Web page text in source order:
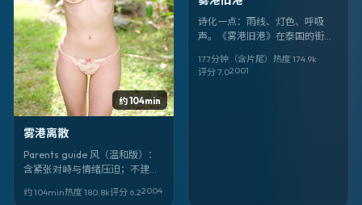
约 104min
雾港离散
Parents guide 风（温和版）：
含紧张对峙与情绪压迫；不建议
港离散》，北野武作品，林心
约 104min热度 180.8k评分 6.22004
诗化一点：雨线、灯色、呼吸
声。《雾港旧港》在泰国的街角
杨德昌、木村拓哉把沉默演成台
词。
177分钟（含片尾） 热度 174.9k
评分7.02001